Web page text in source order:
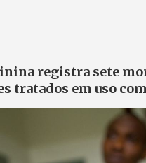
registra sete
tratados em uso